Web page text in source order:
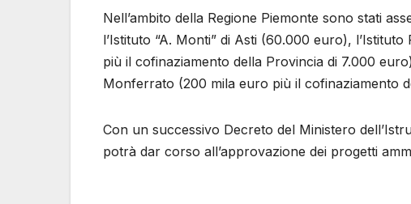
Nell’ambito della Regione Piemonte sono stati
l’Istituto “A. Monti” di Asti (60.000 euro),
più il cofinaziamento della Provincia di 7.000
Monferrato (200 mila euro più il cofinaziamento
Con un successivo Decreto del Ministero
potrà dar corso all’approvazione dei progetti